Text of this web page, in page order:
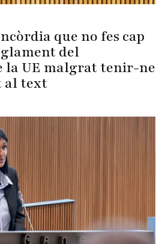
que no fes cap
del
la UE malgrat tenir-ne
al text